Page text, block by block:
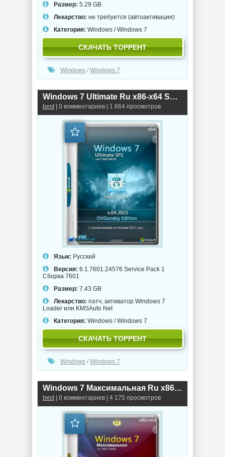
Размер: 5.29 GB
Лекарство: не требуется (автоактивация)
Категория: Windows /Windows 7
СКАЧАТЬ ТОРРЕНТ
Windows / Windows 7
Windows 7 Ultimate Ru x86-x64 SP1 NL3 by OVGorskiy 04.2021 2DVD
best | 0 комментариев | 1 664 просмотров
Язык: Русский
Версия: 6.1.7601.24576 Service Pack 1
Сборка 7601
Размер: 7.43 GB
Лекарство: патч, активатор Windows 7
Loader или KMSAuto Net
Категория: Windows /Windows 7
СКАЧАТЬ ТОРРЕНТ
Windows / Windows 7
Windows 7 Максимальная Ru x86-x64 w.BootMenu by OVGorskiy 02.2021 1DVD
best| 0 комментариев | 4 175 просмотров